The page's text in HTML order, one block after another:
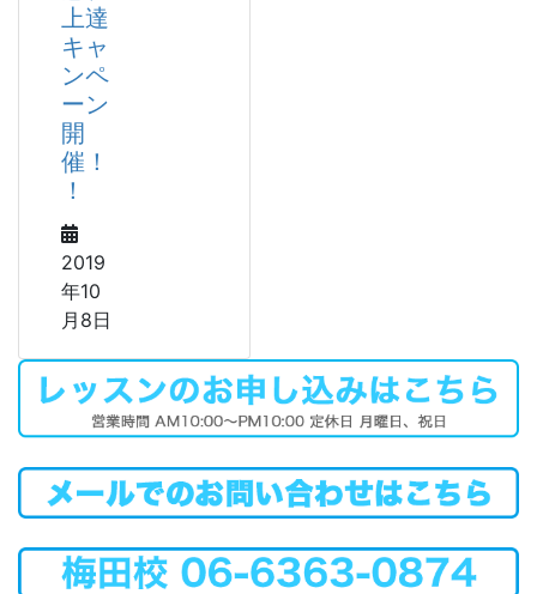
上達
キャ
ンペ
ーン
開
催！
！
2019
年10
月8日